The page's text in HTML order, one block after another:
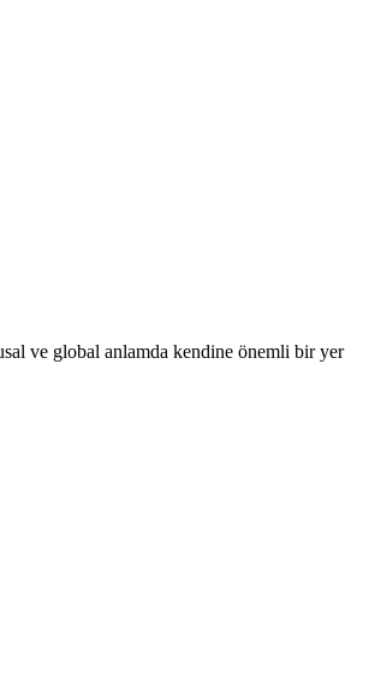
ve global anlamda kendine önemli bir yer